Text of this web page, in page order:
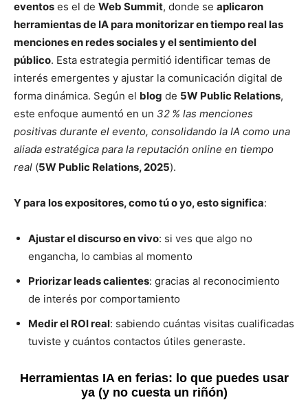
eventos es el de Web Summit, donde se aplicaron
herramientas de IA para monitorizar en tiempo real las
menciones en redes sociales y el sentimiento del
público. Esta estrategia permitió identificar temas de
interés emergentes y ajustar la comunicación digital de
forma dinámica. Según el blog de 5W Public Relations,
este enfoque aumentó en un 32 % las menciones
positivas durante el evento, consolidando la IA como una
aliada estratégica para la reputación online en tiempo
real (5W Public Relations, 2025).
Y para los expositores, como tú o yo, esto significa:
Ajustar el discurso en vivo: si ves que algo no
engancha, lo cambias al momento
Priorizar leads calientes: gracias al reconocimiento
de interés por comportamiento
Medir el ROI real: sabiendo cuántas visitas cualificadas
tuviste y cuántos contactos útiles generaste.
Herramientas IA en ferias: lo que puedes usar
ya (y no cuesta un riñón)